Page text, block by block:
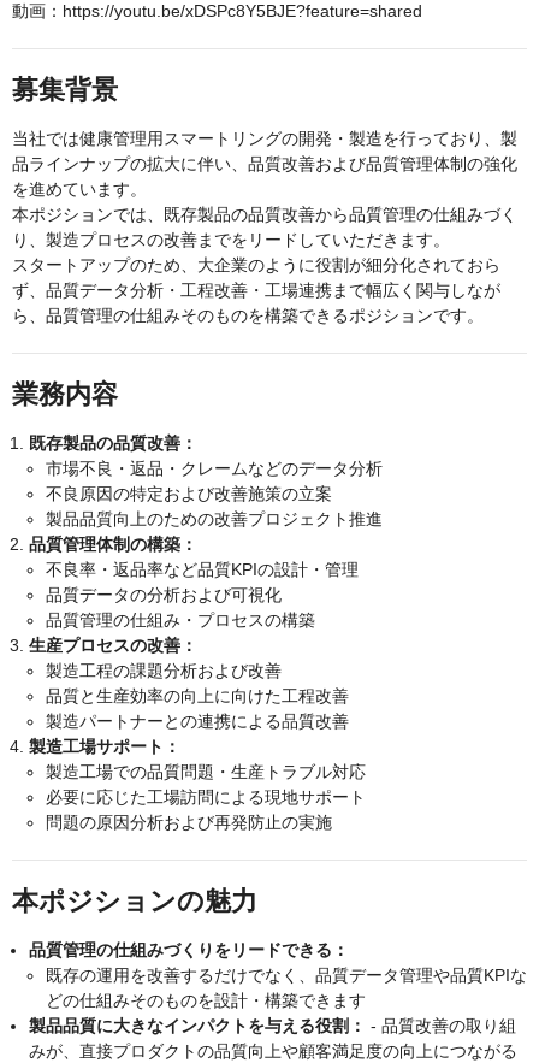
動画：https://youtu.be/xDSPc8Y5BJE?feature=shared
募集背景
当社では健康管理用スマートリングの開発・製造を行っており、製
品ラインナップの拡大に伴い、品質改善および品質管理体制の強化
を進めています。
本ポジションでは、既存製品の品質改善から品質管理の仕組みづく
り、製造プロセスの改善までをリードしていただきます。
スタートアップのため、大企業のように役割が細分化されておら
ず、品質データ分析・工程改善・工場連携まで幅広く関与しなが
ら、品質管理の仕組みそのものを構築できるポジションです。
業務内容
既存製品の品質改善：
市場不良・返品・クレームなどのデータ分析
不良原因の特定および改善施策の立案
製品品質向上のための改善プロジェクト推進
品質管理体制の構築：
不良率・返品率など品質KPIの設計・管理
品質データの分析および可視化
品質管理の仕組み・プロセスの構築
生産プロセスの改善：
製造工程の課題分析および改善
品質と生産効率の向上に向けた工程改善
製造パートナーとの連携による品質改善
製造工場サポート：
製造工場での品質問題・生産トラブル対応
必要に応じた工場訪問による現地サポート
問題の原因分析および再発防止の実施
本ポジションの魅力
品質管理の仕組みづくりをリードできる：
既存の運用を改善するだけでなく、品質データ管理や品質KPIな
どの仕組みそのものを設計・構築できます
製品品質に大きなインパクトを与える役割： - 品質改善の取り組
みが、直接プロダクトの品質向上や顧客満足度の向上につながる